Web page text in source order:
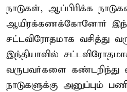
நாடுகள், ஆப்பிரிக்க
ஆயிரக்கணக்கோனோர்
சட்டவிரோதமாக வசித்து
இந்தியாவில்
வருபவர்களை கண்டறிந்து
நாடுகளுக்கு அனுப்பும்